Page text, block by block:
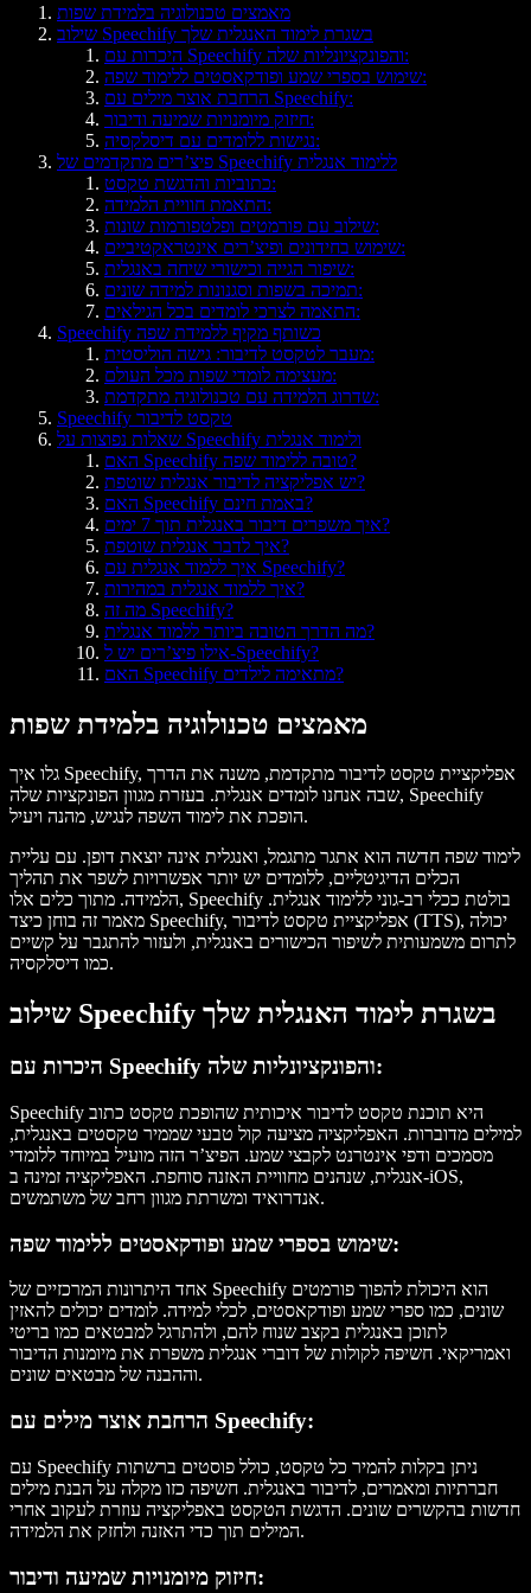
מאמצים טכנולוגיה בלמידת שפות
שילוב Speechify בשגרת לימוד האנגלית שלך
היכרות עם Speechify והפונקציונליות שלה:
שימוש בספרי שמע ופודקאסטים ללימוד שפה:
הרחבת אוצר מילים עם Speechify:
חיזוק מיומנויות שמיעה ודיבור:
נגישות ללומדים עם דיסלקסיה:
פיצ’רים מתקדמים של Speechify ללימוד אנגלית
כתוביות והדגשת טקסט:
התאמת חוויית הלמידה:
שילוב עם פורמטים ופלטפורמות שונות:
שימוש בחידונים ופיצ’רים אינטראקטיביים:
שיפור הגייה וכישורי שיחה באנגלית:
תמיכה בשפות וסגנונות למידה שונים:
התאמה לצרכי לומדים בכל הגילאים:
Speechify כשותף מקיף ללמידת שפה
מעבר לטקסט לדיבור: גישה הוליסטית:
מעצימה לומדי שפות מכל העולם:
שדרוג הלמידה עם טכנולוגיה מתקדמת:
Speechify טקסט לדיבור
שאלות נפוצות על Speechify ולימוד אנגלית
האם Speechify טובה ללימוד שפה?
יש אפליקציה לדיבור אנגלית שוטפת?
האם Speechify באמת חינם?
איך משפרים דיבור באנגלית תוך 7 ימים?
איך לדבר אנגלית שוטפת?
איך ללמוד אנגלית עם Speechify?
איך ללמוד אנגלית במהירות?
מה זה Speechify?
מה הדרך הטובה ביותר ללמוד אנגלית?
אילו פיצ’רים יש ל-Speechify?
האם Speechify מתאימה לילדים?
מאמצים טכנולוגיה בלמידת שפות
גלו איך Speechify, אפליקציית טקסט לדיבור מתקדמת, משנה את הדרך
שבה אנחנו לומדים אנגלית. בעזרת מגוון הפונקציות שלה, Speechify
הופכת את לימוד השפה לנגיש, מהנה ויעיל.
לימוד שפה חדשה הוא אתגר מתגמל, ואנגלית אינה יוצאת דופן. עם עליית
הכלים הדיגיטליים, ללומדים יש יותר אפשרויות לשפר את תהליך
הלמידה. מתוך כלים אלו, Speechify בולטת ככלי רב-גוני ללימוד אנגלית.
מאמר זה בוחן כיצד Speechify, אפליקציית טקסט לדיבור (TTS), יכולה
לתרום משמעותית לשיפור הכישורים באנגלית, ולעזור להתגבר על קשיים
כמו דיסלקסיה.
שילוב Speechify בשגרת לימוד האנגלית שלך
היכרות עם Speechify והפונקציונליות שלה:
Speechify היא תוכנת טקסט לדיבור איכותית שהופכת טקסט כתוב
למילים מדוברות. האפליקציה מציעה קול טבעי שממיר טקסטים באנגלית,
מסמכים ודפי אינטרנט לקבצי שמע. הפיצ’ר הזה מועיל במיוחד ללומדי
אנגלית, שנהנים מחוויית האזנה סוחפת. האפליקציה זמינה ב-iOS,
אנדרואיד ומשרתת מגוון רחב של משתמשים.
שימוש בספרי שמע ופודקאסטים ללימוד שפה:
אחד היתרונות המרכזיים של Speechify הוא היכולת להפוך פורמטים
שונים, כמו ספרי שמע ופודקאסטים, לכלי למידה. לומדים יכולים להאזין
לתוכן באנגלית בקצב שנוח להם, ולהתרגל למבטאים כמו בריטי
ואמריקאי. חשיפה לקולות של דוברי אנגלית משפרת את מיומנות הדיבור
וההבנה של מבטאים שונים.
הרחבת אוצר מילים עם Speechify:
עם Speechify ניתן בקלות להמיר כל טקסט, כולל פוסטים ברשתות
חברתיות ומאמרים, לדיבור באנגלית. חשיפה כזו מקלה על הבנת מילים
חדשות בהקשרים שונים. הדגשת הטקסט באפליקציה עוזרת לעקוב אחרי
המילים תוך כדי האזנה ולחזק את הלמידה.
חיזוק מיומנויות שמיעה ודיבור: